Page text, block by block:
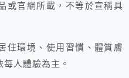
或官網所載，不等於宣稱具
住環境、使用習慣、體質膚
人體驗為主。